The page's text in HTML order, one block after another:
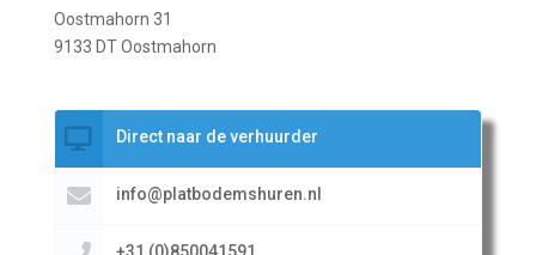
Oostmahorn 31
9133 DT Oostmahorn
Direct naar de verhuurder
info@platbodemshuren.nl
+31 (0)850041591